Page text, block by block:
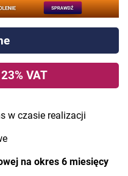
VAT
w czasie realizacji
na okres 6 miesięcy